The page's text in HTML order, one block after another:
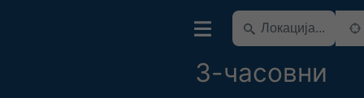
3-часовни